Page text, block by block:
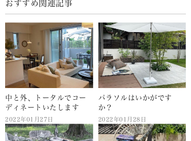
おすすめ関連記事
中と外、トータルでコー
ディネートいたします
2022年01月27日
パラソルはいかがです
か？
2022年01月28日